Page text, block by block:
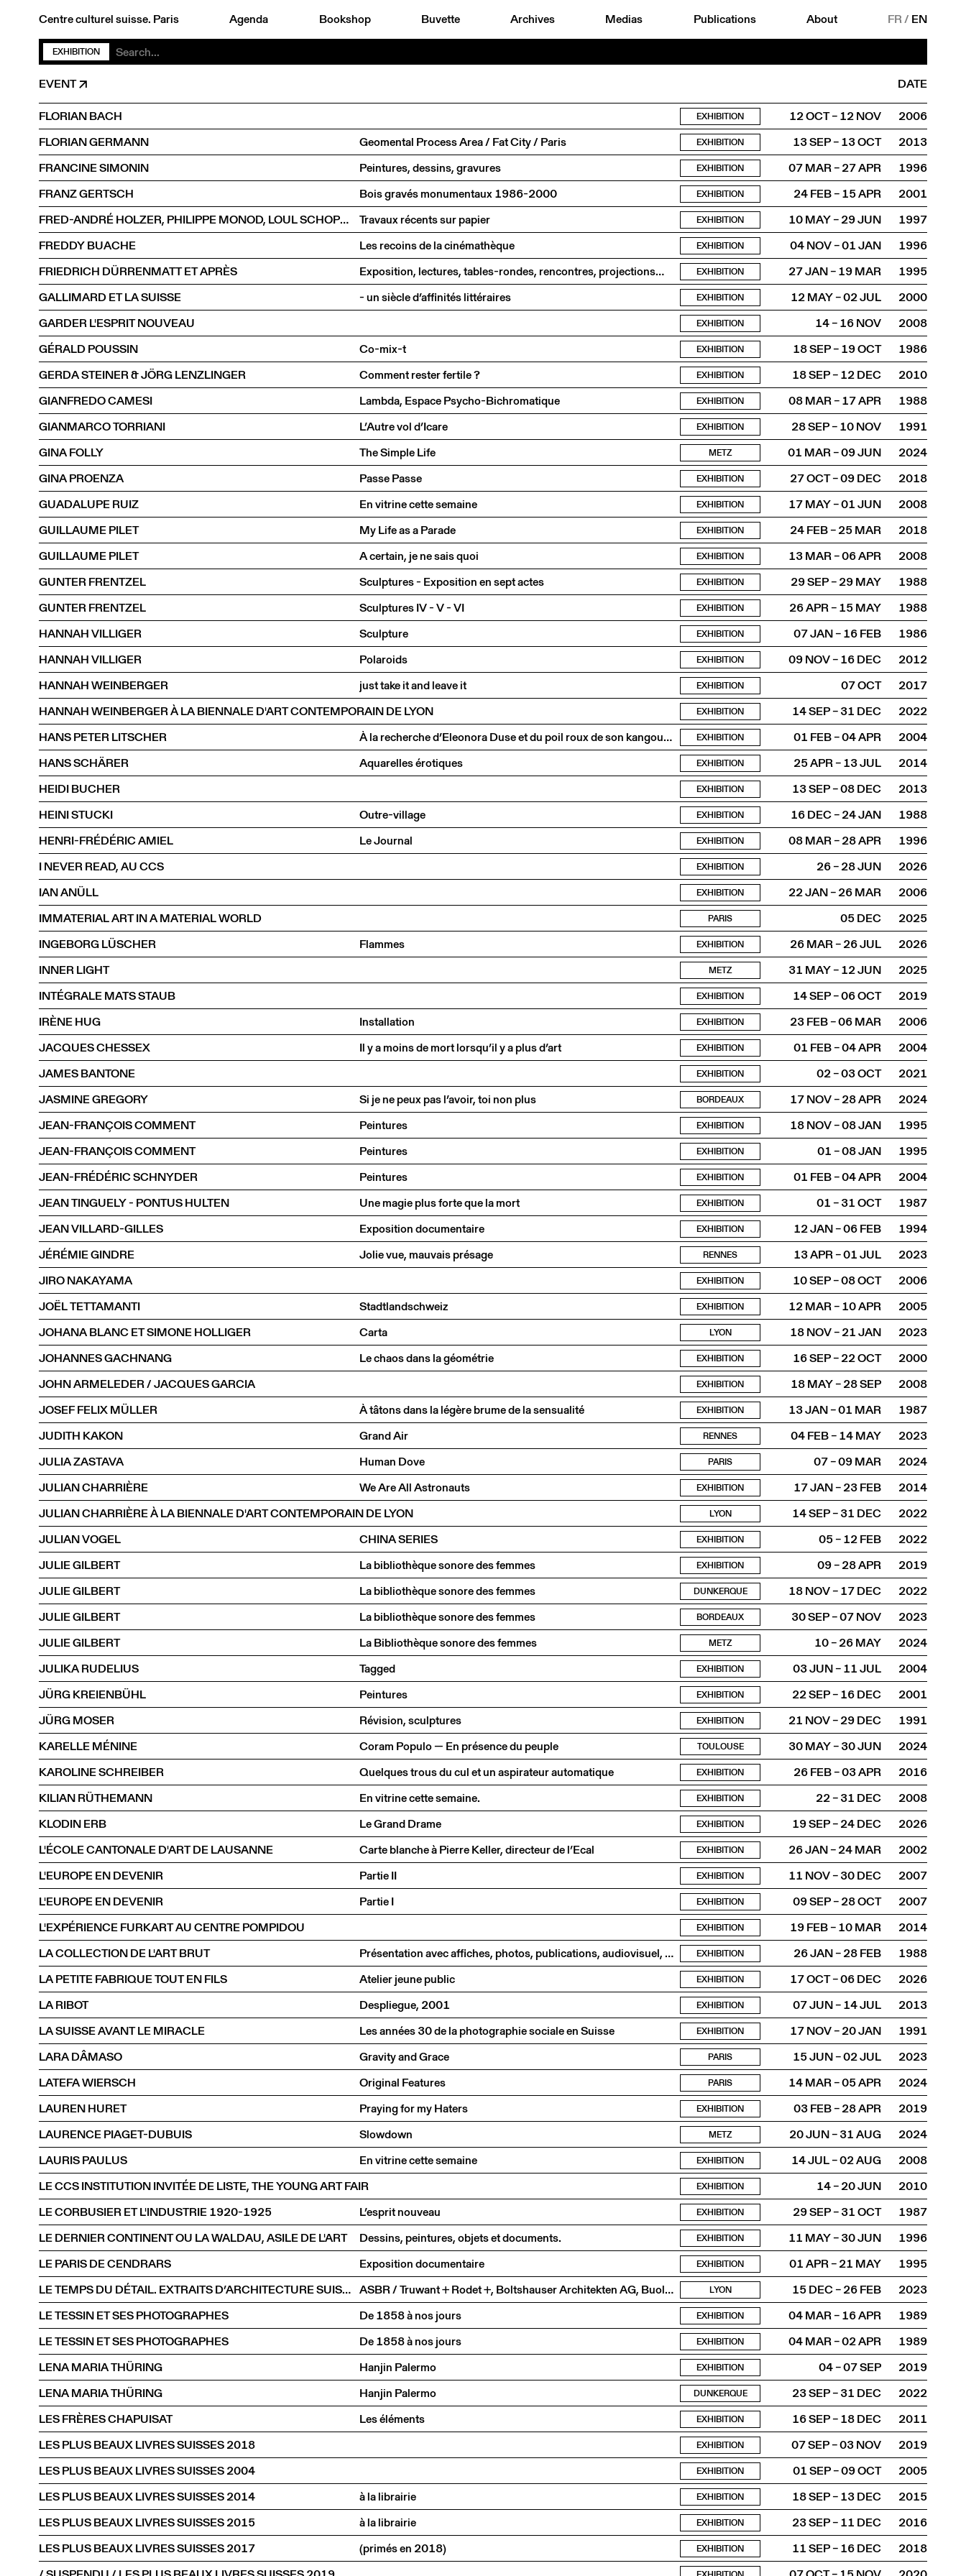
Centre culturel suisse. Paris Agenda Bookshop Buvette Archives Medias Publications About FR/ EN
EXHIBITION
EVENT
DATE
FLORIAN BACH
EXHIBITION 12 OCT – 12 NOV
2006
FLORIAN GERMANN
Geomental Process Area / Fat City / Paris EXHIBITION 13 SEP – 13 OCT
2013
FRANCINE SIMONIN
Peintures, dessins, gravures EXHIBITION 07 MAR – 27 APR
1996
FRANZ GERTSCH
Bois gravés monumentaux 1986-2000 EXHIBITION 24 FEB – 15 APR
2001
FRED-ANDRÉ HOLZER, PHILIPPE MONOD, LOUL SCHOPFER
Travaux récents sur papier EXHIBITION 10 MAY – 29 JUN
1997
FREDDY BUACHE
Les recoins de la cinémathèque EXHIBITION 04 NOV – 01 JAN
1996
FRIEDRICH DÜRRENMATT ET APRÈS
Exposition, lectures, tables-rondes, rencontres, projections… EXHIBITION 27 JAN – 19 MAR
1995
GALLIMARD ET LA SUISSE
- un siècle d’affinités littéraires EXHIBITION 12 MAY – 02 JUL
2000
GARDER L'ESPRIT NOUVEAU
EXHIBITION 14 – 16 NOV
2008
GÉRALD POUSSIN
Co-mix-t EXHIBITION 18 SEP – 19 OCT
1986
GERDA STEINER & JÖRG LENZLINGER
Comment rester fertile ? EXHIBITION 18 SEP – 12 DEC
2010
GIANFREDO CAMESI
Lambda, Espace Psycho-Bichromatique EXHIBITION 08 MAR – 17 APR
1988
GIANMARCO TORRIANI
L’Autre vol d’Icare EXHIBITION 28 SEP – 10 NOV
1991
GINA FOLLY
The Simple Life METZ 01 MAR – 09 JUN
2024
GINA PROENZA
Passe Passe EXHIBITION 27 OCT – 09 DEC
2018
GUADALUPE RUIZ
En vitrine cette semaine EXHIBITION 17 MAY – 01 JUN
2008
GUILLAUME PILET
My Life as a Parade EXHIBITION 24 FEB – 25 MAR
2018
GUILLAUME PILET
A certain, je ne sais quoi EXHIBITION 13 MAR – 06 APR
2008
GUNTER FRENTZEL
Sculptures - Exposition en sept actes EXHIBITION 29 SEP – 29 MAY
1988
GUNTER FRENTZEL
Sculptures IV - V - VI EXHIBITION 26 APR – 15 MAY
1988
HANNAH VILLIGER
Sculpture EXHIBITION 07 JAN – 16 FEB
1986
HANNAH VILLIGER
Polaroids EXHIBITION 09 NOV – 16 DEC
2012
HANNAH WEINBERGER
just take it and leave it EXHIBITION 07 OCT
2017
HANNAH WEINBERGER À LA BIENNALE D'ART CONTEMPORAIN DE LYON
EXHIBITION 14 SEP – 31 DEC
2022
HANS PETER LITSCHER
À la recherche d’Eleonora Duse et du poil roux de son kangourou EXHIBITION 01 FEB – 04 APR
2004
HANS SCHÄRER
Aquarelles érotiques EXHIBITION 25 APR – 13 JUL
2014
HEIDI BUCHER
EXHIBITION 13 SEP – 08 DEC
2013
HEINI STUCKI
Outre-village EXHIBITION 16 DEC – 24 JAN
1988
HENRI-FRÉDÉRIC AMIEL
Le Journal EXHIBITION 08 MAR – 28 APR
1996
I NEVER READ, AU CCS
EXHIBITION 26 – 28 JUN
2026
IAN ANÜLL
EXHIBITION 22 JAN – 26 MAR
2006
IMMATERIAL ART IN A MATERIAL WORLD
PARIS 05 DEC
2025
INGEBORG LÜSCHER
Flammes EXHIBITION 26 MAR – 26 JUL
2026
INNER LIGHT
METZ 31 MAY – 12 JUN
2025
INTÉGRALE MATS STAUB
EXHIBITION 14 SEP – 06 OCT
2019
IRÈNE HUG
Installation EXHIBITION 23 FEB – 06 MAR
2006
JACQUES CHESSEX
Il y a moins de mort lorsqu’il y a plus d’art EXHIBITION 01 FEB – 04 APR
2004
JAMES BANTONE
EXHIBITION 02 – 03 OCT
2021
JASMINE GREGORY
Si je ne peux pas l’avoir, toi non plus BORDEAUX 17 NOV – 28 APR
2024
JEAN-FRANÇOIS COMMENT
Peintures EXHIBITION 18 NOV – 08 JAN
1995
JEAN-FRANÇOIS COMMENT
Peintures EXHIBITION 01 – 08 JAN
1995
JEAN-FRÉDÉRIC SCHNYDER
Peintures EXHIBITION 01 FEB – 04 APR
2004
JEAN TINGUELY - PONTUS HULTEN
Une magie plus forte que la mort EXHIBITION 01 – 31 OCT
1987
JEAN VILLARD-GILLES
Exposition documentaire EXHIBITION 12 JAN – 06 FEB
1994
JÉRÉMIE GINDRE
Jolie vue, mauvais présage RENNES 13 APR – 01 JUL
2023
JIRO NAKAYAMA
EXHIBITION 10 SEP – 08 OCT
2006
JOËL TETTAMANTI
Stadtlandschweiz EXHIBITION 12 MAR – 10 APR
2005
JOHANA BLANC ET SIMONE HOLLIGER
Carta LYON 18 NOV – 21 JAN
2023
JOHANNES GACHNANG
Le chaos dans la géométrie EXHIBITION 16 SEP – 22 OCT
2000
JOHN ARMELEDER / JACQUES GARCIA
EXHIBITION 18 MAY – 28 SEP
2008
JOSEF FELIX MÜLLER
À tâtons dans la légère brume de la sensualité EXHIBITION 13 JAN – 01 MAR
1987
JUDITH KAKON
Grand Air RENNES 04 FEB – 14 MAY
2023
JULIA ZASTAVA
Human Dove PARIS 07 – 09 MAR
2024
JULIAN CHARRIÈRE
We Are All Astronauts EXHIBITION 17 JAN – 23 FEB
2014
JULIAN CHARRIÈRE À LA BIENNALE D'ART CONTEMPORAIN DE LYON
LYON 14 SEP – 31 DEC
2022
JULIAN VOGEL
CHINA SERIES EXHIBITION 05 – 12 FEB
2022
JULIE GILBERT
La bibliothèque sonore des femmes EXHIBITION 09 – 28 APR
2019
JULIE GILBERT
La bibliothèque sonore des femmes DUNKERQUE 18 NOV – 17 DEC
2022
JULIE GILBERT
La bibliothèque sonore des femmes BORDEAUX 30 SEP – 07 NOV
2023
JULIE GILBERT
La Bibliothèque sonore des femmes METZ 10 – 26 MAY
2024
JULIKA RUDELIUS
Tagged EXHIBITION 03 JUN – 11 JUL
2004
JÜRG KREIENBÜHL
Peintures EXHIBITION 22 SEP – 16 DEC
2001
JÜRG MOSER
Révision, sculptures EXHIBITION 21 NOV – 29 DEC
1991
KARELLE MÉNINE
Coram Populo — En présence du peuple TOULOUSE 30 MAY – 30 JUN
2024
KAROLINE SCHREIBER
Quelques trous du cul et un aspirateur automatique EXHIBITION 26 FEB – 03 APR
2016
KILIAN RÜTHEMANN
En vitrine cette semaine. EXHIBITION 22 – 31 DEC
2008
KLODIN ERB
Le Grand Drame EXHIBITION 19 SEP – 24 DEC
2026
L'ÉCOLE CANTONALE D'ART DE LAUSANNE
Carte blanche à Pierre Keller, directeur de l’Ecal EXHIBITION 26 JAN – 24 MAR
2002
L'EUROPE EN DEVENIR
Partie II EXHIBITION 11 NOV – 30 DEC
2007
L'EUROPE EN DEVENIR
Partie I EXHIBITION 09 SEP – 28 OCT
2007
L'EXPÉRIENCE FURKART AU CENTRE POMPIDOU
EXHIBITION 19 FEB – 10 MAR
2014
LA COLLECTION DE L'ART BRUT
Présentation avec affiches, photos, publications, audiovisuel, vidéos EXHIBITION 26 JAN – 28 FEB
1988
LA PETITE FABRIQUE TOUT EN FILS
Atelier jeune public EXHIBITION 17 OCT – 06 DEC
2026
LA RIBOT
Despliegue, 2001 EXHIBITION 07 JUN – 14 JUL
2013
LA SUISSE AVANT LE MIRACLE
Les années 30 de la photographie sociale en Suisse EXHIBITION 17 NOV – 20 JAN
1991
LARA DÂMASO
Gravity and Grace PARIS 15 JUN – 02 JUL
2023
LATEFA WIERSCH
Original Features PARIS 14 MAR – 05 APR
2024
LAUREN HURET
Praying for my Haters EXHIBITION 03 FEB – 28 APR
2019
LAURENCE PIAGET-DUBUIS
Slowdown METZ 20 JUN – 31 AUG
2024
LAURIS PAULUS
En vitrine cette semaine EXHIBITION 14 JUL – 02 AUG
2008
LE CCS INSTITUTION INVITÉE DE LISTE, THE YOUNG ART FAIR
EXHIBITION 14 – 20 JUN
2010
LE CORBUSIER ET L'INDUSTRIE 1920-1925
L’esprit nouveau EXHIBITION 29 SEP – 31 OCT
1987
LE DERNIER CONTINENT OU LA WALDAU, ASILE DE L'ART
Dessins, peintures, objets et documents. EXHIBITION 11 MAY – 30 JUN
1996
LE PARIS DE CENDRARS
Exposition documentaire EXHIBITION 01 APR – 21 MAY
1995
LE TEMPS DU DÉTAIL. EXTRAITS D’ARCHITECTURE SUISSE CONTEMPORAINE
ASBR / Truwant + Rodet +, Boltshauser Architekten AG, Buol & Zünd, COCI, Wilfried Dechau, Rahbaran Hürzeler Architects, Rapin Saiz Architectes LYON 15 DEC – 26 FEB
2023
LE TESSIN ET SES PHOTOGRAPHES
De 1858 à nos jours EXHIBITION 04 MAR – 16 APR
1989
LE TESSIN ET SES PHOTOGRAPHES
De 1858 à nos jours EXHIBITION 04 MAR – 02 APR
1989
LENA MARIA THÜRING
Hanjin Palermo EXHIBITION 04 – 07 SEP
2019
LENA MARIA THÜRING
Hanjin Palermo DUNKERQUE 23 SEP – 31 DEC
2022
LES FRÈRES CHAPUISAT
Les éléments EXHIBITION 16 SEP – 18 DEC
2011
LES PLUS BEAUX LIVRES SUISSES 2018
EXHIBITION 07 SEP – 03 NOV
2019
LES PLUS BEAUX LIVRES SUISSES 2004
EXHIBITION 01 SEP – 09 OCT
2005
LES PLUS BEAUX LIVRES SUISSES 2014
à la librairie EXHIBITION 18 SEP – 13 DEC
2015
LES PLUS BEAUX LIVRES SUISSES 2015
à la librairie EXHIBITION 23 SEP – 11 DEC
2016
LES PLUS BEAUX LIVRES SUISSES 2017
(primés en 2018) EXHIBITION 11 SEP – 16 DEC
2018